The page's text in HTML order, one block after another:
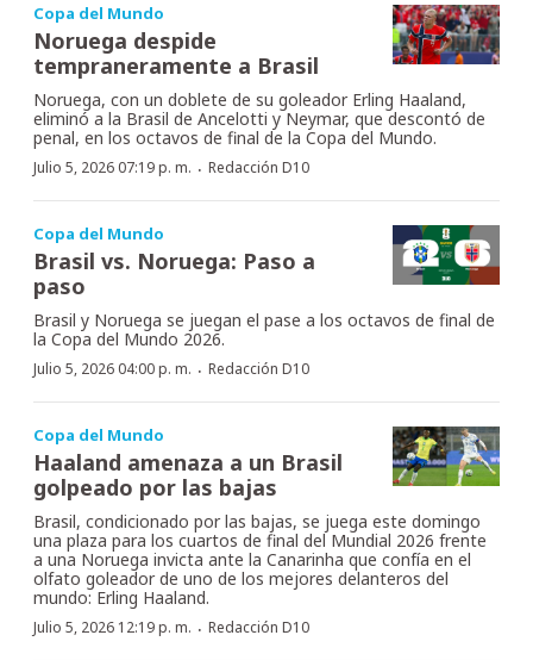
Copa del Mundo
Noruega despide
tempraneramente a Brasil
Noruega, con un doblete de su goleador Erling Haaland,
eliminó a la Brasil de Ancelotti y Neymar, que descontó de
penal, en los octavos de final de la Copa del Mundo.
Julio 5, 2026 07:19 p. m. · Redacción D10
Copa del Mundo
Brasil vs. Noruega: Paso a
paso
Brasil y Noruega se juegan el pase a los octavos de final de
la Copa del Mundo 2026.
Julio 5, 2026 04:00 p. m. · Redacción D10
Copa del Mundo
Haaland amenaza a un Brasil
golpeado por las bajas
Brasil, condicionado por las bajas, se juega este domingo
una plaza para los cuartos de final del Mundial 2026 frente
a una Noruega invicta ante la Canarinha que confía en el
olfato goleador de uno de los mejores delanteros del
mundo: Erling Haaland.
Julio 5, 2026 12:19 p. m. · Redacción D10